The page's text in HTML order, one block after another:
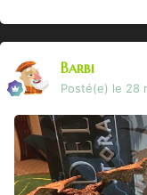
Barbi
Posté(e) le 28